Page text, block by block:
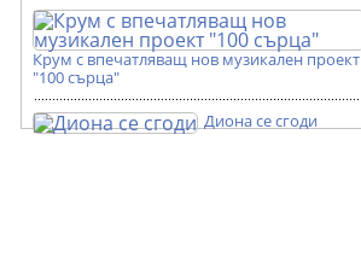
Крум с впечатляващ нов музикален проект
"100 сърца"
Диона се сгоди